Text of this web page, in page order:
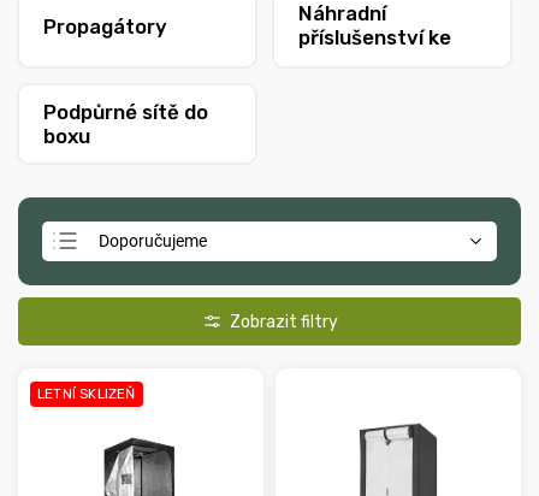
Propagátory
Náhradní
příslušenství ke
Podpůrné sítě do
boxu
Doporučujeme
Abecedně
LETNÍ SKLIZEŇ